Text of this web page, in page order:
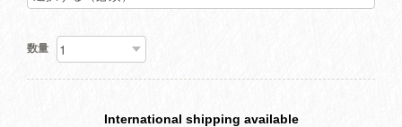
数量
International shipping available